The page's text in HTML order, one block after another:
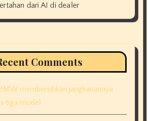
dari AI di dealer
Comments
BMW membersihkan jangkauannya
tiga model